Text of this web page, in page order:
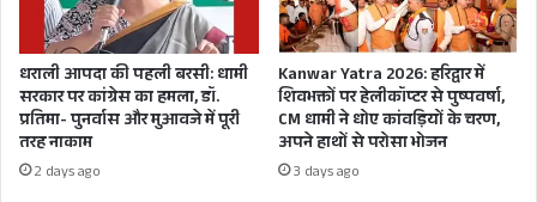
मध्यप्रदेश), बीएल संतोष(आरएसएस बैकग्राउंड,
कर्नाटक)।
संसदीय बोर्ड के बाद दूसरे ताकतवर मंच यानी
इलेक्शन कमेटी में जान लीजिये किसे मिली जगह?
धराली आपदा की पहली बरसी: धामी
सरकार पर कांग्रेस का हमला, डॉ.
प्रतिमा- पुनर्वास और मुआवजे में पूरी
तरह नाकाम
2 days ago
Kanwar Yatra 2026: हरिद्वार में
शिवभक्तों पर हेलीकॉप्टर से पुष्पवर्षा,
CM धामी ने धोए कांवड़ियों के चरण,
अपने हाथों से परोसा भोजन
3 days ago